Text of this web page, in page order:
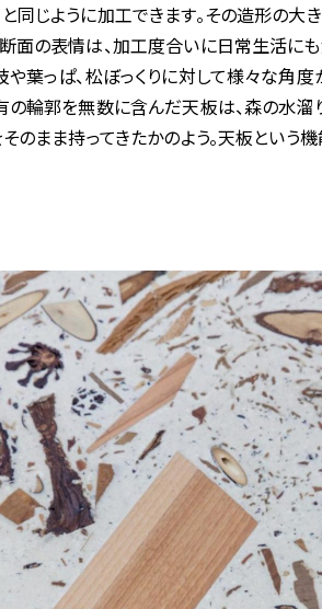
同じように加工できます。その造形の大
面の表情は、加工度合いに日常生活に
や葉っぱ、松ぼっくりに対して様々な角
の輪郭を無数に含んだ天板は、森の水溜
のまま持ってきたかのよう。天板とい